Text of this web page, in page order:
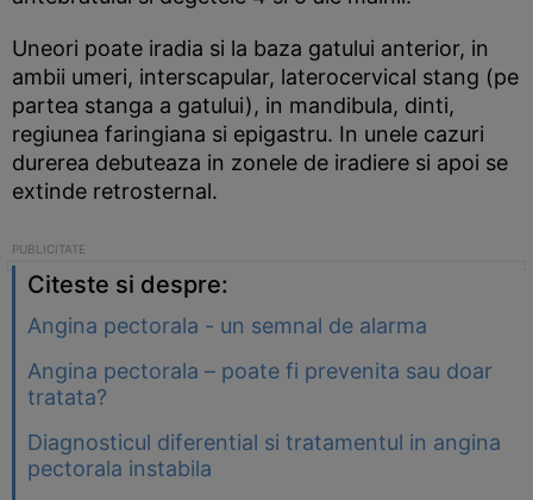
Uneori poate iradia si la baza gatului anterior, in
ambii umeri, interscapular, laterocervical stang (pe
partea stanga a gatului), in mandibula, dinti,
regiunea faringiana si epigastru. In unele cazuri
durerea debuteaza in zonele de iradiere si apoi se
extinde retrosternal.
Citeste si despre:
Angina pectorala - un semnal de alarma
Angina pectorala – poate fi prevenita sau doar
tratata?
Diagnosticul diferential si tratamentul in angina
pectorala instabila